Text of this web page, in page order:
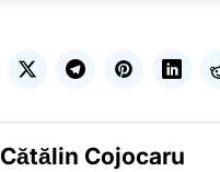
Cătălin Cojocaru